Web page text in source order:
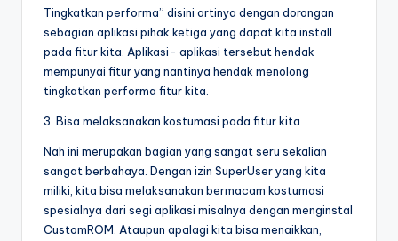
Tingkatkan performa” disini artinya dengan dorongan
sebagian aplikasi pihak ketiga yang dapat kita install
pada fitur kita. Aplikasi- aplikasi tersebut hendak
mempunyai fitur yang nantinya hendak menolong
tingkatkan performa fitur kita.
3. Bisa melaksanakan kostumasi pada fitur kita
Nah ini merupakan bagian yang sangat seru sekalian
sangat berbahaya. Dengan izin SuperUser yang kita
miliki, kita bisa melaksanakan bermacam kostumasi
spesialnya dari segi aplikasi misalnya dengan menginstal
CustomROM. Ataupun apalagi kita bisa menaikkan,